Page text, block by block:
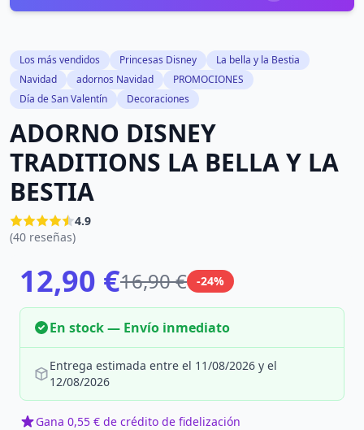
Los más vendidos Princesas Disney
La bella y la Bestia
Navidad
adornos Navidad
PROMOCIONES
Día de San Valentín
Decoraciones
ADORNO DISNEY
TRADITIONS LA BELLA Y LA
BESTIA
4.9
(40 reseñas)
12,90 €16,90 € -24%
En stock — Envío inmediato
Entrega estimada entre el 11/08/2026 y el
12/08/2026
Gana 0,55 € de crédito de fidelización